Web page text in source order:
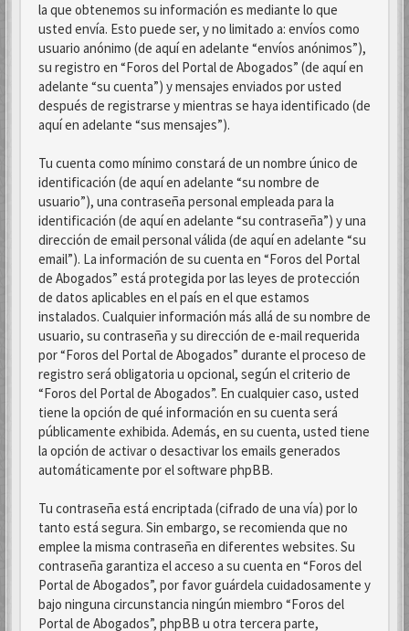
la que obtenemos su información es mediante lo que
usted envía. Esto puede ser, y no limitado a: envíos como
usuario anónimo (de aquí en adelante “envíos anónimos”),
su registro en “Foros del Portal de Abogados” (de aquí en
adelante “su cuenta”) y mensajes enviados por usted
después de registrarse y mientras se haya identificado (de
aquí en adelante “sus mensajes”).
Tu cuenta como mínimo constará de un nombre único de
identificación (de aquí en adelante “su nombre de
usuario”), una contraseña personal empleada para la
identificación (de aquí en adelante “su contraseña”) y una
dirección de email personal válida (de aquí en adelante “su
email”). La información de su cuenta en “Foros del Portal
de Abogados” está protegida por las leyes de protección
de datos aplicables en el país en el que estamos
instalados. Cualquier información más allá de su nombre de
usuario, su contraseña y su dirección de e-mail requerida
por “Foros del Portal de Abogados” durante el proceso de
registro será obligatoria u opcional, según el criterio de
“Foros del Portal de Abogados”. En cualquier caso, usted
tiene la opción de qué información en su cuenta será
públicamente exhibida. Además, en su cuenta, usted tiene
la opción de activar o desactivar los emails generados
automáticamente por el software phpBB.
Tu contraseña está encriptada (cifrado de una vía) por lo
tanto está segura. Sin embargo, se recomienda que no
emplee la misma contraseña en diferentes websites. Su
contraseña garantiza el acceso a su cuenta en “Foros del
Portal de Abogados”, por favor guárdela cuidadosamente y
bajo ninguna circunstancia ningún miembro “Foros del
Portal de Abogados”, phpBB u otra tercera parte,